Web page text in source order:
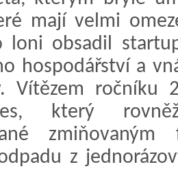
mají velmi
loni obsadil
hospodářství a
Vítězem ročníku
který
z